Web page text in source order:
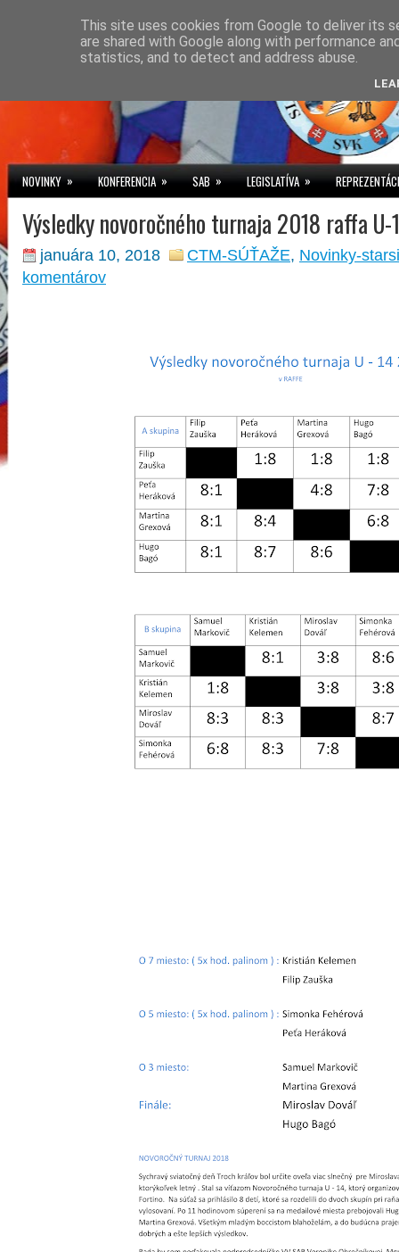
NOVINKY » KONFERENCIA » SAB » LEGISLATÍVA »
Výsledky novoročného turnaja 2018 raffa U-
januára 10, 2018 CTM-SÚŤAŽE, Novinky-
komentárov
This site uses cookies from Google to deliver its
are shared with Google along with performance
statistics, and to detect and address abuse.